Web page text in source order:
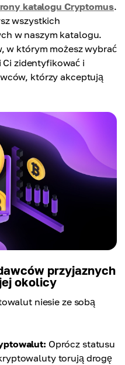
katalogu Cryptomus.
wszystkich
w naszym katalogu.
w którym możesz wybrać
zidentyfikować i
którzy akceptują
przyjaznych
okolicy
niesie ze sobą
Oprócz statusu
torują drogę